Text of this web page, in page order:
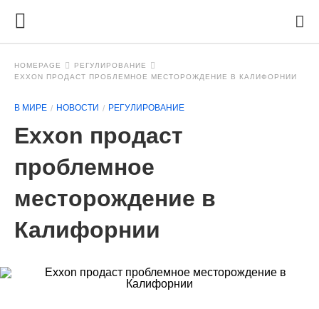
HOMEPAGE
РЕГУЛИРОВАНИЕ
EXXON ПРОДАСТ ПРОБЛЕМНОЕ МЕСТОРОЖДЕНИЕ В КАЛИФОРНИИ
В МИРЕ НОВОСТИ РЕГУЛИРОВАНИЕ
Exxon продаст
проблемное
месторождение в
Калифорнии